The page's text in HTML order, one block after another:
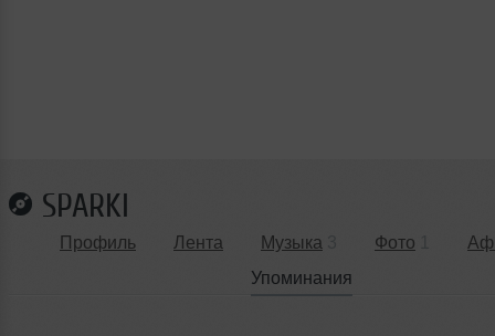
SPARKI
Профиль Лента Музыка Фото
Упоминания